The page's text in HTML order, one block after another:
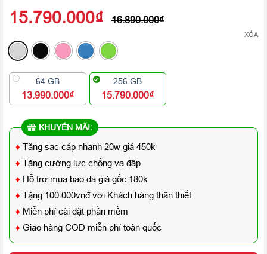
15.790.000₫ 16.890.000₫
XÓA
64 GB
13.990.000₫
256 GB
15.790.000₫
KHUYẾN MÃI:
♦ Tặng sạc cáp nhanh 20w giá 450k
♦ Tặng cường lực chống va đập
♦ Hỗ trợ mua bao da giá gốc 180k
♦ Tặng 100.000vnđ với Khách hàng thân thiết
♦ Miễn phí cài đặt phần mềm
♦ Giao hàng COD miễn phí toàn quốc